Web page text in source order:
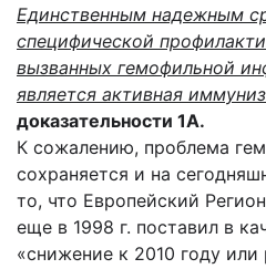
Единственным надежным
специфической
вызванных гемофильной
является активная
доказательности 1А.
К сожалению, проблема
сохраняется и на
то, что Европейский
еще в 1998 г. поставил в
«снижение к 2010 году